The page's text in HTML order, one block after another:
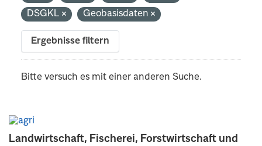
Landwirtschaft, Fischerei, Forstwirtschaft und
DSGKL
Geobasisdaten
Ergebnisse filtern
Bitte versuch es mit einer anderen Suche.